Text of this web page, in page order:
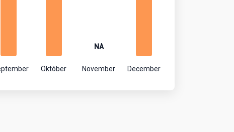
Október
NA
November December